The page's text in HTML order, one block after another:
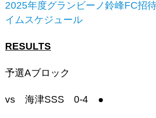
2025年度グランビーノ鈴峰FC招
イムスケジュール
RESULTS
予選Aブロック
vs 海津SSS 0-4 ●